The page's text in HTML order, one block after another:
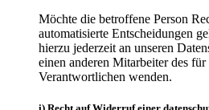
Möchte die betroffene Person
automatisierte Entscheidungen
hierzu jederzeit an unseren
einen anderen Mitarbeiter des
Verantwortlichen wenden.